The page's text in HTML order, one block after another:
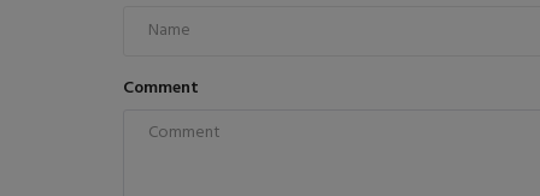
Comment